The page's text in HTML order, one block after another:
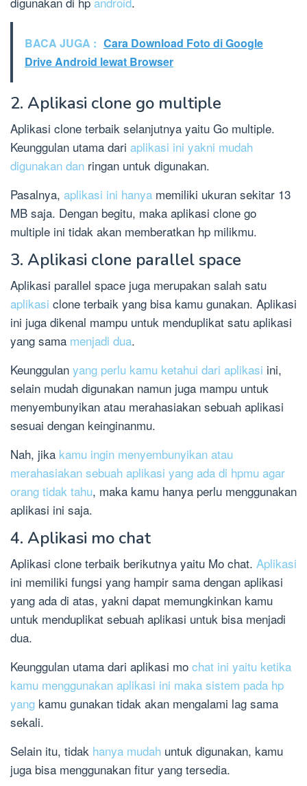
BACA JUGA : Cara Download Foto di Google
Drive Android lewat Browser
2. Aplikasi clone go multiple
Aplikasi clone terbaik selanjutnya yaitu Go multiple.
Keunggulan utama dari aplikasi ini yakni mudah
digunakan dan ringan untuk digunakan.
Pasalnya, aplikasi ini hanya memiliki ukuran sekitar 13
MB saja. Dengan begitu, maka aplikasi clone go
multiple ini tidak akan memberatkan hp milikmu.
3. Aplikasi clone parallel space
Aplikasi parallel space juga merupakan salah satu
aplikasi clone terbaik yang bisa kamu gunakan. Aplikasi
ini juga dikenal mampu untuk menduplikat satu aplikasi
yang sama menjadi dua.
Keunggulan yang perlu kamu ketahui dari aplikasi ini,
selain mudah digunakan namun juga mampu untuk
menyembunyikan atau merahasiakan sebuah aplikasi
sesuai dengan keinginanmu.
Nah, jika kamu ingin menyembunyikan atau
merahasiakan sebuah aplikasi yang ada di hpmu agar
orang tidak tahu, maka kamu hanya perlu menggunakan
aplikasi ini saja.
4. Aplikasi mo chat
Aplikasi clone terbaik berikutnya yaitu Mo chat. Aplikasi
ini memiliki fungsi yang hampir sama dengan aplikasi
yang ada di atas, yakni dapat memungkinkan kamu
untuk menduplikat sebuah aplikasi untuk bisa menjadi
dua.
Keunggulan utama dari aplikasi mo chat ini yaitu ketika
kamu menggunakan aplikasi ini maka sistem pada hp
yang kamu gunakan tidak akan mengalami lag sama
sekali.
Selain itu, tidak hanya mudah untuk digunakan, kamu
juga bisa menggunakan fitur yang tersedia.